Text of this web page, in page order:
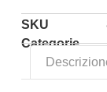
SKU
Categorie